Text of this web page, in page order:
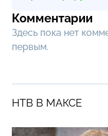
Комментарии
Здесь пока нет
первым.
НТВ В МАКСЕ